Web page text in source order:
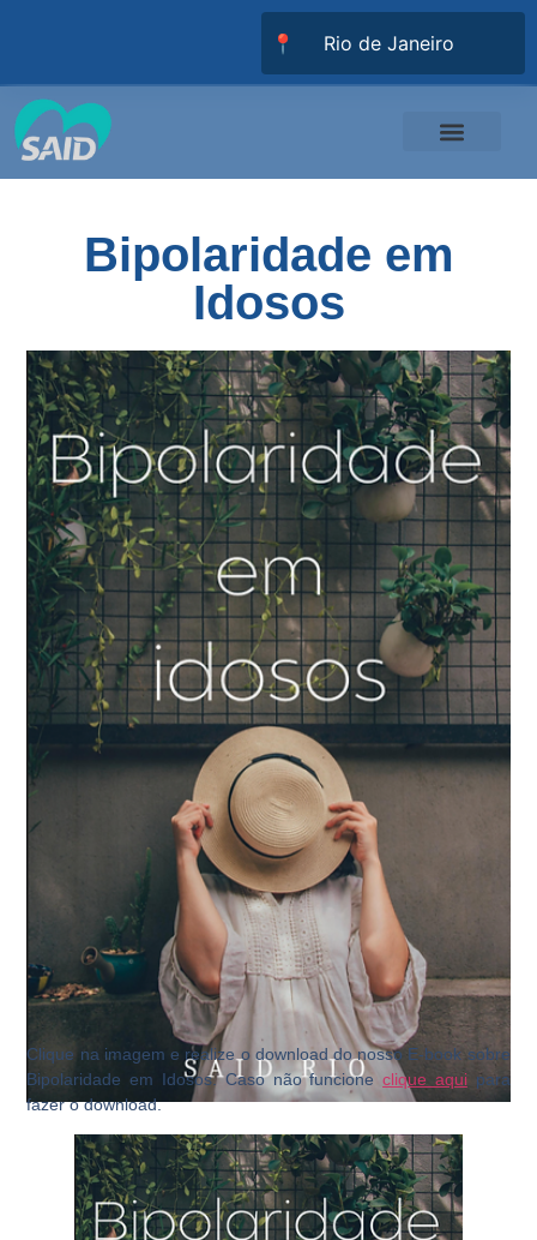
📍
Bipolaridade em
Idosos
Clique na imagem e realize o download do nosso E-book sobre
Bipolaridade em Idosos. Caso não funcioneclique aquipara
fazer o download.